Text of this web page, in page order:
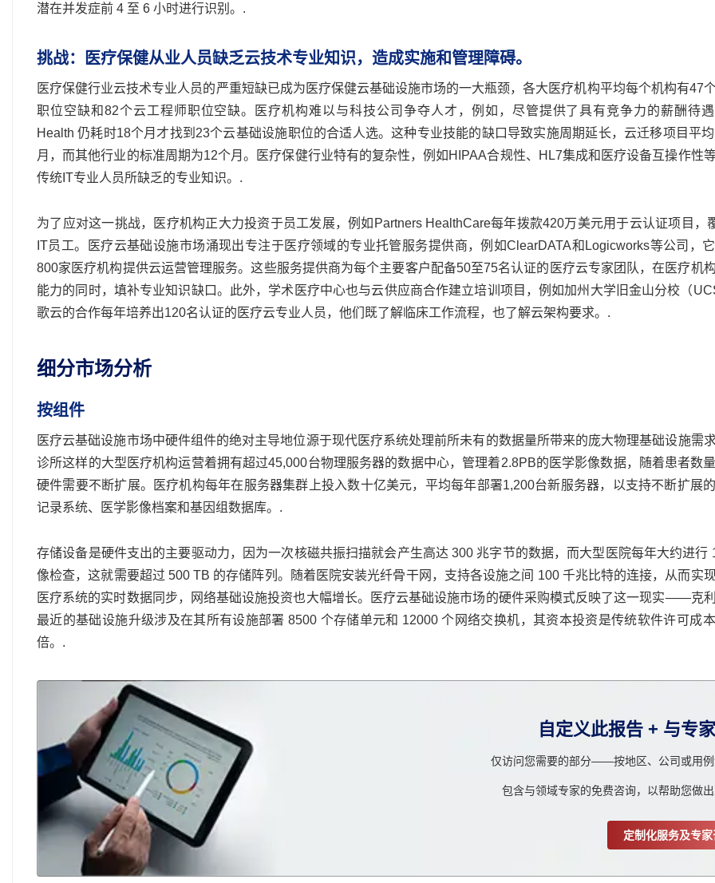
潜在并发症前 4 至 6 小时进行识别。.
挑战：医疗保健从业人员缺乏云技术专业知识，造成实施和管理障碍。
医疗保健行业云技术专业人员的严重短缺已成为医疗保健云基础设施市场的一大瓶颈，各大医疗机构平均每个机构有47
职位空缺和82个云工程师职位空缺。医疗机构难以与科技公司争夺人才，例如，尽管提供了具有竞争力的薪酬待
Health 仍耗时18个月才找到23个云基础设施职位的合适人选。这种专业技能的缺口导致实施周期延长，云迁移项目平
月，而其他行业的标准周期为12个月。医疗保健行业特有的复杂性，例如HIPAA合规性、HL7集成和医疗设备互操作性
传统IT专业人员所缺乏的专业知识。.
为了应对这一挑战，医疗机构正大力投资于员工发展，例如Partners HealthCare每年拨款420万美元用于云认证项目，
IT员工。医疗云基础设施市场涌现出专注于医疗领域的专业托管服务提供商，例如ClearDATA和Logicworks等公司，
800家医疗机构提供云运营管理服务。这些服务提供商为每个主要客户配备50至75名认证的医疗云专家团队，在医疗机
能力的同时，填补专业知识缺口。此外，学术医疗中心也与云供应商合作建立培训项目，例如加州大学旧金山分校（
歌云的合作每年培养出120名认证的医疗云专业人员，他们既了解临床工作流程，也了解云架构要求。.
细分市场分析
按组件
医疗云基础设施市场中硬件组件的绝对主导地位源于现代医疗系统处理前所未有的数据量所带来的庞大物理基础设施需
诊所这样的大型医疗机构运营着拥有超过45,000台物理服务器的数据中心，管理着2.8PB的医学影像数据，随着患者数
硬件需要不断扩展。医疗机构每年在服务器集群上投入数十亿美元，平均每年部署1,200台新服务器，以支持不断扩展
记录系统、医学影像档案和基因组数据库。.
存储设备是硬件支出的主要驱动力，因为一次核磁共振扫描就会产生高达 300 兆字节的数据，而大型医院每年大约进行
像检查，这就需要超过 500 TB 的存储阵列。随着医院安装光纤骨干网，支持各设施之间 100 千兆比特的连接，从而实
医疗系统的实时数据同步，网络基础设施投资也大幅增长。医疗云基础设施市场的硬件采购模式反映了这一现实——克
最近的基础设施升级涉及在其所有设施部署 8500 个存储单元和 12000 个网络交换机，其资本投资是传统软件许可成
倍。.
自定义此报告 + 与专
仅访问您需要的部分——按地区、公司或用
包含与领域专家的免费咨询，以帮助您做
定制化服务及专